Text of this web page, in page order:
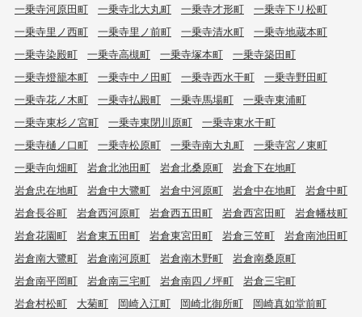
一乗寺河原田町
一乗寺北大丸町 一乗寺才形町
一乗寺下リ松町
一乗寺里ノ西町
一乗寺里ノ前町 一乗寺清水町
一乗寺地蔵本町
一乗寺染殿町
一乗寺高槻町 一乗寺塚本町
一乗寺築田町
一乗寺燈籠本町
一乗寺中ノ田町 一乗寺西水干町
一乗寺野田町
一乗寺花ノ木町
一乗寺払殿町 一乗寺馬場町
一乗寺東浦町
一乗寺東杉ノ宮町
一乗寺東閉川原町
一乗寺東水干町
一乗寺樋ノ口町
一乗寺松原町 一乗寺南大丸町
一乗寺宮ノ東町
一乗寺向畑町
岩倉北池田町 岩倉北桑原町
岩倉下在地町
岩倉忠在地町
岩倉中大鷺町 岩倉中河原町 岩倉中在地町
岩倉中町
岩倉長谷町
岩倉西河原町 岩倉西五田町 岩倉西宮田町
岩倉幡枝町
岩倉花園町
岩倉東五田町 岩倉東宮田町 岩倉三笠町
岩倉南池田町
岩倉南大鷺町
岩倉南河原町 岩倉南木野町
岩倉南桑原町
岩倉南平岡町
岩倉南三宅町 岩倉南四ノ坪町
岩倉三宅町
岩倉村松町
大菊町 岡崎入江町 岡崎北御所町
岡崎真如堂前町